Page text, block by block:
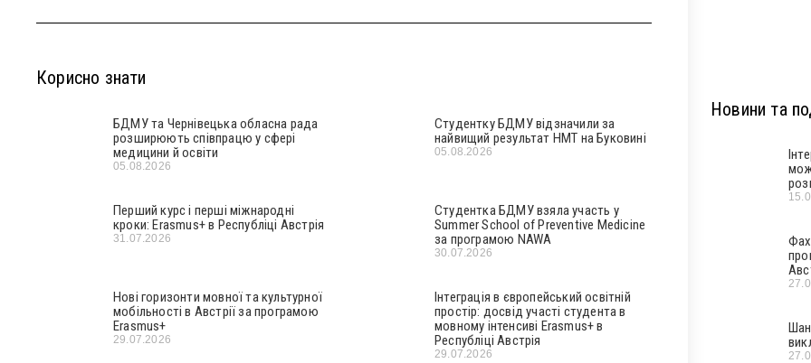
Корисно знати
БДМУ та Чернівецька обласна рада
розширюють співпрацю у сфері
медицини й освіти
05.08.2026
Студентку БДМУ відзначили за
найвищий результат НМТ на Буковині
05.08.2026
Перший курс і перші міжнародні
кроки: Erasmus+ в Республіці Австрія
31.07.2026
Студентка БДМУ взяла участь у
Summer School of Preventive Medicine
за програмою NAWA
30.07.2026
Нові горизонти мовної та культурної
мобільності в Австрії за програмою
Erasmus+
29.07.2026
Інтеграція в європейський освітній
простір: досвід участі студента в
мовному інтенсиві Erasmus+ в
Республіці Австрія
29.07.2026
Новини та